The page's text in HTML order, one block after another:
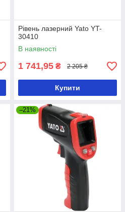
Рівень лазерний Yato YT-
30410
В наявності
1 741,95 ₴ 2 205 ₴
Купити
–21%